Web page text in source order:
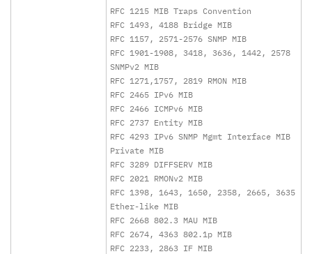
RFC 1215 MIB Traps Convention
RFC 1493, 4188 Bridge MIB
RFC 1157, 2571-2576 SNMP MIB
RFC 1901-1908, 3418, 3636, 1442, 2578
SNMPv2 MIB
RFC 1271,1757, 2819 RMON MIB
RFC 2465 IPv6 MIB
RFC 2466 ICMPv6 MIB
RFC 2737 Entity MIB
RFC 4293 IPv6 SNMP Mgmt Interface MIB
Private MIB
RFC 3289 DIFFSERV MIB
RFC 2021 RMONv2 MIB
RFC 1398, 1643, 1650, 2358, 2665, 3635
Ether-like MIB
RFC 2668 802.3 MAU MIB
RFC 2674, 4363 802.1p MIB
RFC 2233, 2863 IF MIB